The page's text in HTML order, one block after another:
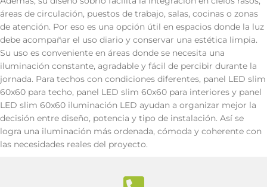
áreas de circulación, puestos de trabajo, salas, cocinas o zonas
de atención. Por eso es una opción útil en espacios donde la luz
debe acompañar el uso diario y conservar una estética limpia.
Su uso es conveniente en áreas donde se necesita una
iluminación constante, agradable y fácil de percibir durante la
jornada. Para techos con condiciones diferentes, panel LED slim
60x60 para techo, panel LED slim 60x60 para interiores y panel
LED slim 60x60 iluminación LED ayudan a organizar mejor la
decisión entre diseño, potencia y tipo de instalación. Así se
logra una iluminación más ordenada, cómoda y coherente con
las necesidades reales del proyecto.